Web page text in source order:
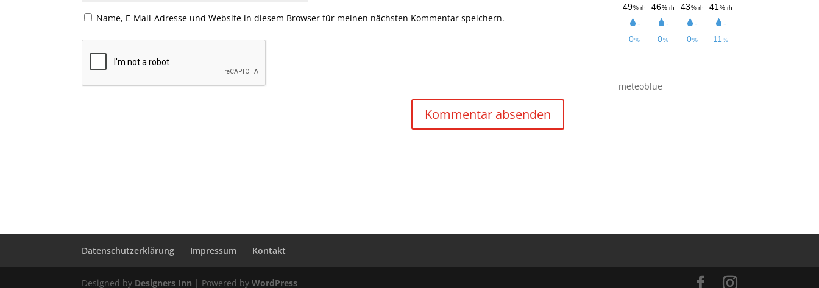
Name, E-Mail-Adresse und Website in diesem Browser für meinen nächsten Kommentar speichern.
meteoblue
Datenschutzerklärung Impressum Kontakt
Designed by Designers Inn | Powered byWordPress